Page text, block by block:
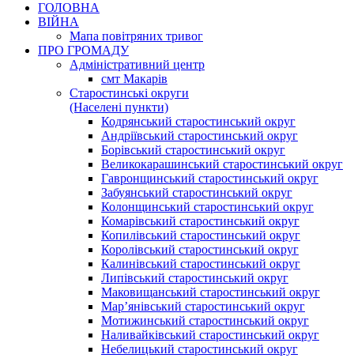
ГОЛОВНА
ВІЙНА
Мапа повітряних тривог
ПРО ГРОМАДУ
Aдміністративний центр
смт Макарів
Старостинські округи
(Населені пункти)
Кодрянський старостинський округ
Андріївський старостинський округ
Борівський старостинський округ
Великокарашинський старостинський округ
Гавронщинський старостинський округ
Забуянський старостинський округ
Колонщинський старостинський округ
Комарівський старостинський округ
Копилівський старостинський округ
Королівський старостинський округ
Калинівський старостинський округ
Липівський старостинський округ
Маковищанський старостинський округ
Мар’янівський старостинський округ
Мотижинський старостинський округ
Наливайківський старостинський округ
Небелицький старостинський округ